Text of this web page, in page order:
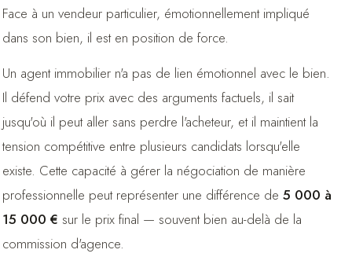
Face à un vendeur particulier, émotionnellement impliqué
dans son bien, il est en position de force.
Un agent immobilier n'a pas de lien émotionnel avec le bien.
Il défend votre prix avec des arguments factuels, il sait
jusqu'où il peut aller sans perdre l'acheteur, et il maintient la
tension compétitive entre plusieurs candidats lorsqu'elle
existe. Cette capacité à gérer la négociation de manière
professionnelle peut représenter une différence de 5 000 à
15 000 € sur le prix final — souvent bien au-delà de la
commission d'agence.